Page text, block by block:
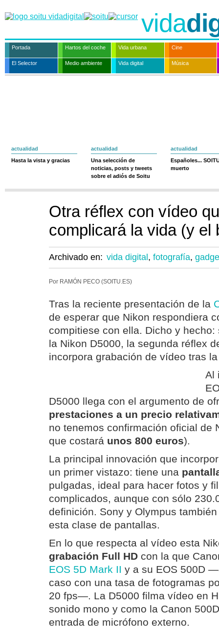
vida
Portada Hartos del coche Vida urbana Cine
El Selector Medio ambiente Vida digital Música
actualidad
Hasta la vista y gracias
actualidad
Una selección de
noticias, posts y tweets
sobre el adiós de Soitu
actualidad
Españoles...
muerto
Otra réflex con vídeo
complicará la vida (y el
Archivado en: vida digital , fotografía,
Por RAMÓN PECO (SOITU.ES)
Tras la reciente presentación de la
de esperar que Nikon respondiera
compitiese con ella. Dicho y
la Nikon D5000, la segunda réflex
incorpora grabación de vídeo tras
Al
D5000 llega con el argumento de
prestaciones a un precio
no tenemos confirmación oficial de
que costará unos 800 euros).
La principal innovación que
un primer vistazo: tiene una
pulgadas, ideal para hacer fotos y
complicados, aunque con sólo
definición. Sony y Olympus
esta clase de pantallas.
En lo que respecta al vídeo esta
grabación Full HD con la que
EOS 5D Mark II y a su EOS 500D
caso con una tasa de fotogramas
20 fps—. La D5000 filma vídeo en
sonido mono y como la Canon
entrada de micrófono externo.